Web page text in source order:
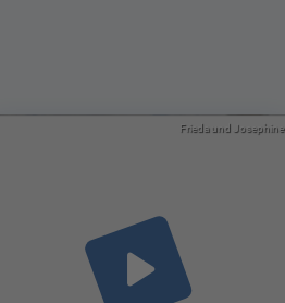
Frieda und Josephine
play_arrow